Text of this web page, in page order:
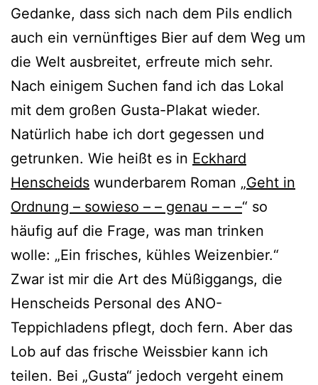
Gedanke, dass sich nach dem Pils endlich
auch ein vernünftiges Bier auf dem Weg um
die Welt ausbreitet, erfreute mich sehr.
Nach einigem Suchen fand ich das Lokal
mit dem großen Gusta-Plakat wieder.
Natürlich habe ich dort gegessen und
getrunken. Wie heißt es in Eckhard
Henscheids wunderbarem Roman „Geht in
Ordnung – sowieso – – genau – – –“ so
häufig auf die Frage, was man trinken
wolle: „Ein frisches, kühles Weizenbier.“
Zwar ist mir die Art des Müßiggangs, die
Henscheids Personal des ANO-
Teppichladens pflegt, doch fern. Aber das
Lob auf das frische Weissbier kann ich
teilen. Bei „Gusta“ jedoch vergeht einem